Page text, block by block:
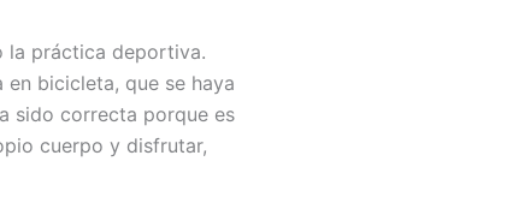
la práctica deportiva.
bicicleta, que se haya
sido correcta porque es
cuerpo y disfrutar,